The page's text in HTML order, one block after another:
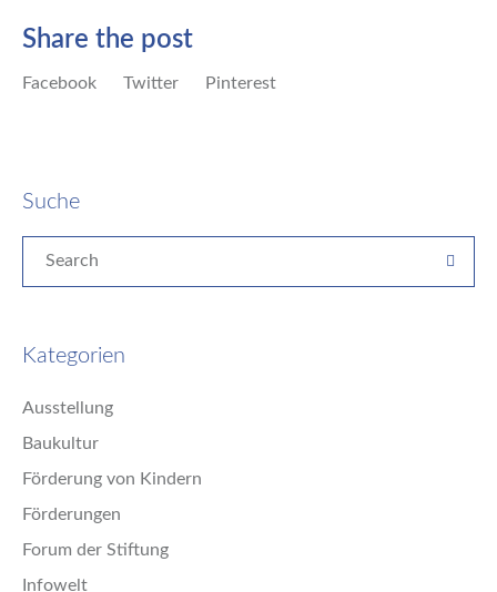
Share the post
Facebook Twitter Pinterest
Suche
Kategorien
Ausstellung
Baukultur
Förderung von Kindern
Förderungen
Forum der Stiftung
Infowelt